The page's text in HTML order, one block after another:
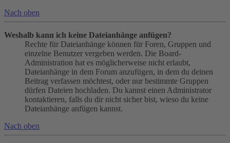
Nach oben
Weshalb kann ich keine Dateianhänge anfügen?
Rechte für Dateianhänge können für Foren, Gruppen und
einzelne Benutzer vergeben werden. Die Board-
Administration hat es möglicherweise nicht erlaubt,
Dateianhänge in dem Forum anzufügen, in dem du deinen
Beitrag verfassen möchtest, oder nur bestimmte Gruppen
dürfen Dateien hochladen. Du kannst einen Administrator
kontaktieren, falls du dir nicht sicher bist, wieso du keine
Dateianhänge anfügen kannst.
Nach oben